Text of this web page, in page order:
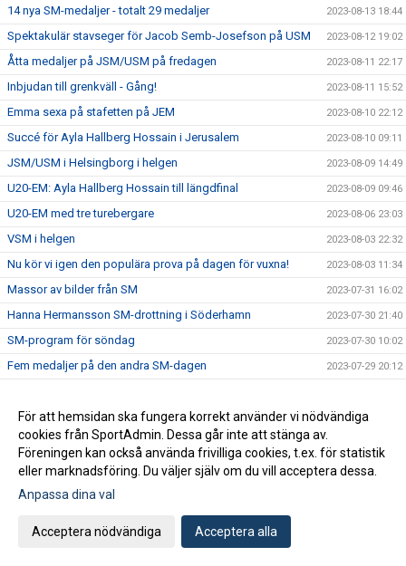
14 nya SM-medaljer - totalt 29 medaljer 2023-08-13 18:44
Spektakulär stavseger för Jacob Semb-Josefson på USM 2023-08-12 19:02
Åtta medaljer på JSM/USM på fredagen 2023-08-11 22:17
Inbjudan till grenkväll - Gång! 2023-08-11 15:52
Emma sexa på stafetten på JEM 2023-08-10 22:12
Succé för Ayla Hallberg Hossain i Jerusalem 2023-08-10 09:11
JSM/USM i Helsingborg i helgen 2023-08-09 14:49
U20-EM: Ayla Hallberg Hossain till längdfinal 2023-08-09 09:46
U20-EM med tre turebergare 2023-08-06 23:03
VSM i helgen 2023-08-03 22:32
Nu kör vi igen den populära prova på dagen för vuxna! 2023-08-03 11:34
Massor av bilder från SM 2023-07-31 16:02
Hanna Hermansson SM-drottning i Söderhamn 2023-07-30 21:40
SM-program för söndag 2023-07-30 10:02
Fem medaljer på den andra SM-dagen 2023-07-29 20:12
SM i Söderhamn - dag 1 2023-07-28 23:48
Tre turebergare uttagna till U20-EM 2023-07-28 17:33
SM-program för fredag 2023-07-28 07:26
Dags för SM i helgen
Rapport från Leksands Sparbanksspel
För att hemsidan ska fungera korrekt använder vi nödvändiga
cookies från SportAdmin. Dessa går inte att stänga av.
Föreningen kan också använda frivilliga cookies, t.ex. för statistik
eller marknadsföring. Du väljer själv om du vill acceptera dessa.
Anpassa dina val
Acceptera nödvändiga Acceptera alla